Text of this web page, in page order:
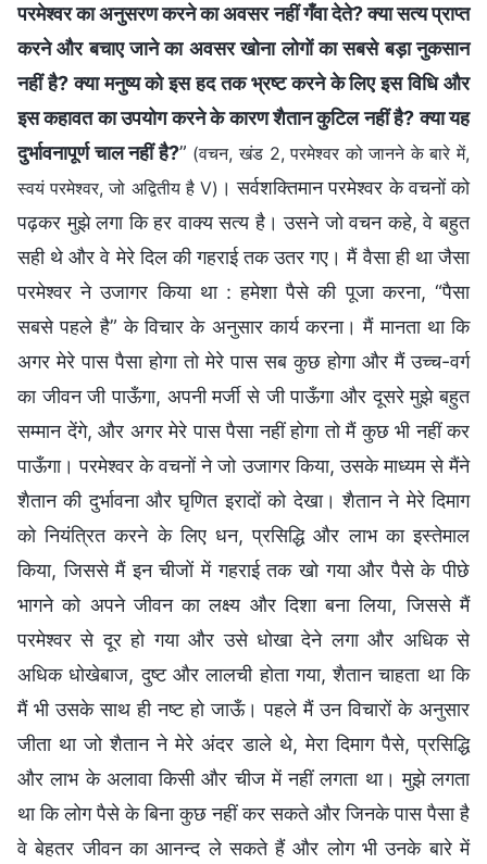
परमेश्वर का अनुसरण करने का अवसर नहीं गँवा देते? क्या सत्य प्राप्त
करने और बचाए जाने का अवसर खोना लोगों का सबसे बड़ा नुकसान
नहीं है? क्या मनुष्य को इस हद तक भ्रष्ट करने के लिए इस विधि और
इस कहावत का उपयोग करने के कारण शैतान कुटिल नहीं है? क्या यह
दुर्भावनापूर्ण चाल नहीं है?” (वचन, खंड 2, परमेश्वर को जानने के बारे में,
स्वयं परमेश्वर, जो अद्वितीय है V) । सर्वशक्तिमान परमेश्वर के वचनों को
पढ़कर मुझे लगा कि हर वाक्य सत्य है। उसने जो वचन कहे, वे बहुत
सही थे और वे मेरे दिल की गहराई तक उतर गए। मैं वैसा ही था जैसा
परमेश्वर ने उजागर किया था : हमेशा पैसे की पूजा करना, “पैसा
सबसे पहले है” के विचार के अनुसार कार्य करना। मैं मानता था कि
अगर मेरे पास पैसा होगा तो मेरे पास सब कुछ होगा और मैं उच्च-वर्ग
का जीवन जी पाऊँगा, अपनी मर्जी से जी पाऊँगा और दूसरे मुझे बहुत
सम्मान देंगे, और अगर मेरे पास पैसा नहीं होगा तो मैं कुछ भी नहीं कर
पाऊँगा। परमेश्वर के वचनों ने जो उजागर किया, उसके माध्यम से मैंने
शैतान की दुर्भावना और घृणित इरादों को देखा। शैतान ने मेरे दिमाग
को नियंत्रित करने के लिए धन, प्रसिद्धि और लाभ का इस्तेमाल
किया, जिससे मैं इन चीजों में गहराई तक खो गया और पैसे के पीछे
भागने को अपने जीवन का लक्ष्य और दिशा बना लिया, जिससे मैं
परमेश्वर से दूर हो गया और उसे धोखा देने लगा और अधिक से
अधिक धोखेबाज, दुष्ट और लालची होता गया, शैतान चाहता था कि
मैं भी उसके साथ ही नष्ट हो जाऊँ। पहले मैं उन विचारों के अनुसार
जीता था जो शैतान ने मेरे अंदर डाले थे, मेरा दिमाग पैसे, प्रसिद्धि
और लाभ के अलावा किसी और चीज में नहीं लगता था। मुझे लगता
था कि लोग पैसे के बिना कुछ नहीं कर सकते और जिनके पास पैसा है
वे बेहतर जीवन का आनन्द ले सकते हैं और लोग भी उनके बारे में